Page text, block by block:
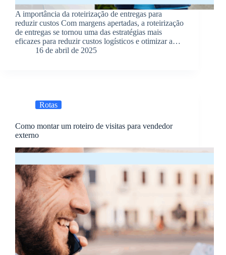
A importância da roteirização de entregas para
reduzir custos Com margens apertadas, a roteirização
de entregas se tornou uma das estratégias mais
eficazes para reduzir custos logísticos e otimizar a…
16 de abril de 2025
Rotas
Como montar um roteiro de visitas para vendedor
externo